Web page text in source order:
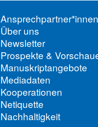
Über uns
Newsletter
Prospekte &
Manuskriptangebote
Mediadaten
Kooperationen
Netiquette
Nachhaltigkeit